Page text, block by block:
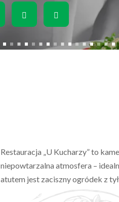
Restauracja „U Kucharzy” to
niepowtarzalna atmosfera –
atutem jest zaciszny ogródek z